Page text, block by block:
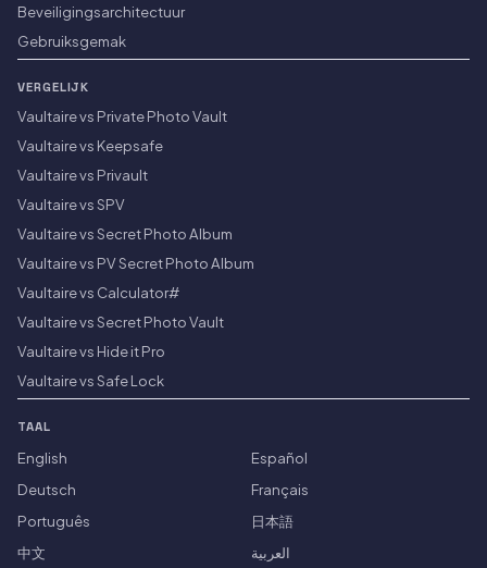
Beveiligingsarchitectuur
Gebruiksgemak
VERGELIJK
Vaultaire vs Private Photo Vault
Vaultaire vs Keepsafe
Vaultaire vs Privault
Vaultaire vs SPV
Vaultaire vs Secret Photo Album
Vaultaire vs PV Secret Photo Album
Vaultaire vs Calculator#
Vaultaire vs Secret Photo Vault
Vaultaire vs Hide it Pro
Vaultaire vs Safe Lock
TAAL
English
Español
Deutsch
Français
Português
日本語
中文
العربية